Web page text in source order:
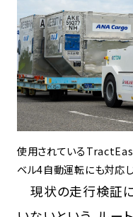
使用されている
ベル4自動運転にも対応し
現状の走行検証